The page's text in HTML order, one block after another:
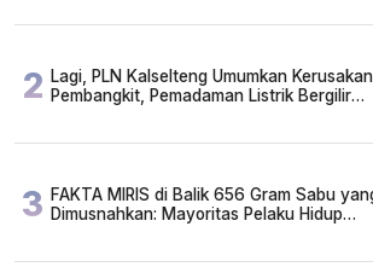
2 Lagi, PLN Kalselteng Umumkan Kerusakan
Pembangkit, Pemadaman Listrik Bergilir
3 FAKTA MIRIS di Balik 656 Gram Sabu
Dimusnahkan: Mayoritas Pelaku Hidup